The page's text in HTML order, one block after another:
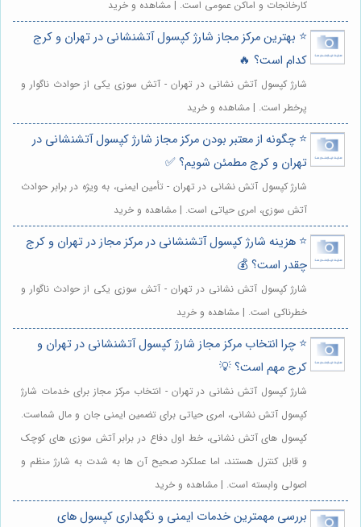
کارخانجات و اماکن عمومی است. | مشاهده و خرید
⭐️ بهترین مرکز مجاز شارژ کپسول آتشنشانی در تهران و کرج
کدام است؟ 🔥
شارژ کپسول آتش نشانی در تهران - آتش سوزی یکی از حوادث ناگوار و
پرخطر است. | مشاهده و خرید
⭐️ چگونه از معتبر بودن مرکز مجاز شارژ کپسول آتشنشانی در
تهران و کرج مطمئن شویم؟ ✅
شارژ کپسول آتش نشانی در تهران - تأمین ایمنی، به ویژه در برابر حوادث
آتش سوزی، امری حیاتی است. | مشاهده و خرید
⭐️ هزینه شارژ کپسول آتشنشانی در مرکز مجاز در تهران و کرج
چقدر است؟ 💰
شارژ کپسول آتش نشانی در تهران - آتش سوزی یکی از حوادث ناگوار و
خطرناکی است. | مشاهده و خرید
⭐️ چرا انتخاب مرکز مجاز شارژ کپسول آتشنشانی در تهران و
کرج مهم است؟ 💡
شارژ کپسول آتش نشانی در تهران - انتخاب مرکز مجاز برای خدمات شارژ
کپسول آتش نشانی، امری حیاتی برای تضمین ایمنی جان و مال شماست.
کپسول های آتش نشانی، خط اول دفاع در برابر آتش سوزی های کوچک
و قابل کنترل هستند، اما عملکرد صحیح آن ها به شدت به شارژ منظم و
اصولی وابسته است. | مشاهده و خرید
بررسی مهمترین خدمات ایمنی و نگهداری کپسول های